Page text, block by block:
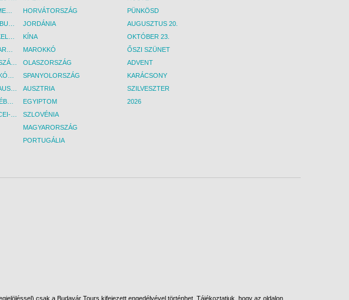
HORVÁTORSZÁG
JORDÁNIA
KÍNA
MAROKKÓ
OLASZORSZÁG
SPANYOLORSZÁG
AUSZTRIA
EGYIPTOM
SZLOVÉNIA
MAGYARORSZÁG
PORTUGÁLIA
PÜNKÖSD
AUGUSZTUS 20.
OKTÓBER 23.
ŐSZI SZÜNET
ADVENT
KARÁCSONY
SZILVESZTER
2026
csak a Budavár Tours kifejezett engedélyével történhet. Tájékoztatjuk, hogy az oldalon